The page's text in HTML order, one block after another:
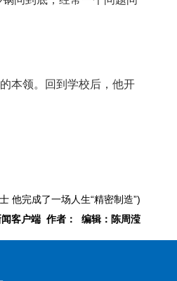
本领。回到学校后，他开
他完成了一场人生“精密制造”)
闻客户端 作者： 编辑：陈周滢